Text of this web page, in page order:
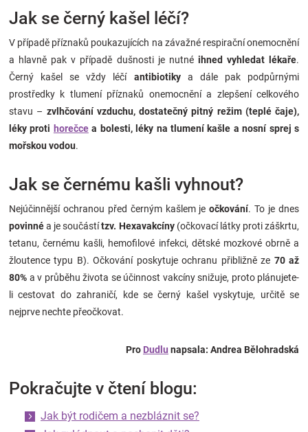
Jak se černý kašel léčí?
V případě příznaků poukazujících na závažné respirační onemocnění
a hlavně pak v případě dušnosti je nutné ihned vyhledat lékaře.
Černý kašel se vždy léčí antibiotikya dále pak podpůrnými
prostředky k tlumení příznaků onemocnění a zlepšení celkového
stavu – zvlhčování vzduchu, dostatečný pitný režim (teplé čaje),
léky proti horečcea bolesti, léky na tlumení kašle a nosní sprej s
mořskou vodou.
Jak se černému kašli vyhnout?
Nejúčinnější ochranou před černým kašlem jeočkování. To je dnes
povinnéa je součástítzv. Hexavakcíny(očkovací látky proti záškrtu,
tetanu, černému kašli, hemofilové infekci, dětské mozkové obrně a
žloutence typu B). Očkování poskytuje ochranu přibližně ze 70 až
80% a v průběhu života se účinnost vakcíny snižuje, proto plánujete-
li cestovat do zahraničí, kde se černý kašel vyskytuje, určitě se
nejprve nechte přeočkovat.
Pro Dudlu napsala: Andrea Bělohradská
Pokračujte v čtení blogu:
Jak být rodičem a nezbláznit se?